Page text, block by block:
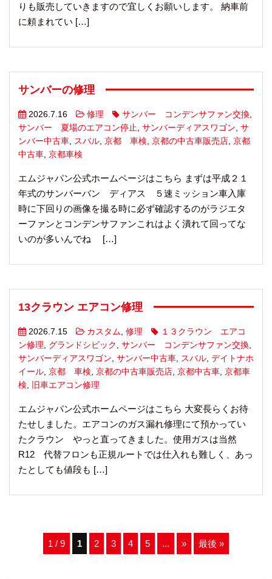
りも販売していきますので宜しくお願いします。 納車前
に頼まれてい […]
サンバーの修理
2026.7.16 修理 サンバー コンデンサファン交換,
サンバー 夏場のエアコン停止, サンバーディアスワゴン, サ
ンバー中古車, スバル, 京都 車検, 京都の中古車販売店, 京都
中古車, 京都車検
エムジャパン公式ホームページはこちら まずは平成２１
年式のサンバーバン ディアス ５速ミッション車入庫
時に下回りの画像を撮る時に必ず確認するのがラジエタ
ーファンとコンデンサファンこれはよく潰れて回ってな
いのが多いんでね […]
13クラウン エアコン修理
2026.7.15 カスタム, 修理
１３クラウン エアコ
ン修理, グランドシビック , サンバー コンデンサファン交換,
サンバーディアスワゴン, サンバー中古車, スバル, デイトナホ
イール, 京都 車検, 京都の中古車販売店, 京都中古車, 京都車
検, 旧車エアコン修理
エムジャパン公式ホームページはこちら 大変長らくお待
たせしました。エアコンのガス漏れ修理にて預かってい
たクラウン やっと直ってきました。使用ガスは当然
R12 代替フロンも正規ルートでは仕入れも難しく、あっ
たとしても値段も […]
1 / 9 1 2 3 4 5 ... » 最後 »